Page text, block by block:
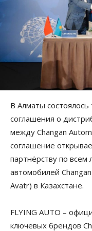
В Алматы
соглашения о
между Changan
соглашение
партнёрству по всем
автомобилей
Avatr) в Казахстане.
FLYING AUTO –
ключевых брендов